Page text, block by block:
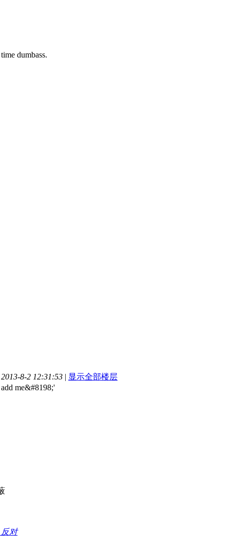
dumbass.
8-2 12:31:53 | 显示全部楼层
me&#8198;'
反对